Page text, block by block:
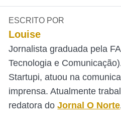
ESCRITO POR
Louise
Jornalista graduada pela
Tecnologia e
Startupi, atuou na
imprensa. Atualmente
redatora doJornal O Norte